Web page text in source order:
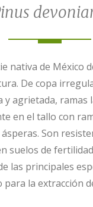
nativa de México
De copa
y agrietada, ramas
en el tallo con
Son
suelos de
las principales
para la extracción